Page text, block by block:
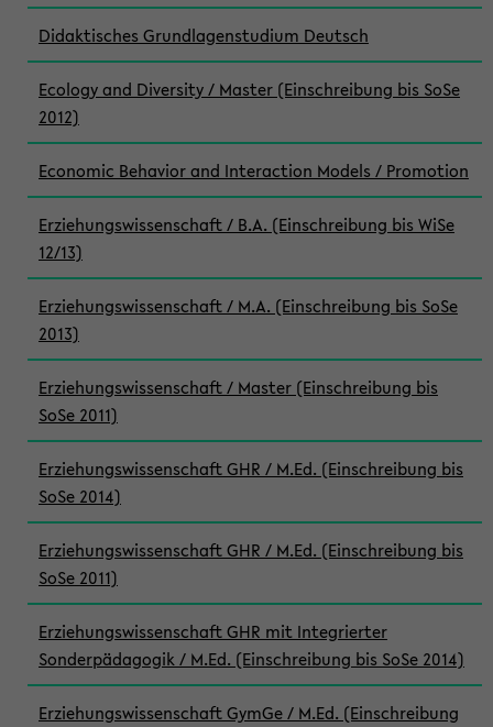
Didaktisches Grundlagenstudium Deutsch
Ecology and Diversity / Master (Einschreibung bis SoSe
2012)
Economic Behavior and Interaction Models / Promotion
Erziehungswissenschaft / B.A. (Einschreibung bis WiSe
12/13)
Erziehungswissenschaft / M.A. (Einschreibung bis SoSe
2013)
Erziehungswissenschaft / Master (Einschreibung bis
SoSe 2011)
Erziehungswissenschaft GHR / M.Ed. (Einschreibung bis
SoSe 2014)
Erziehungswissenschaft GHR / M.Ed. (Einschreibung bis
SoSe 2011)
Erziehungswissenschaft GHR mit Integrierter
Sonderpädagogik / M.Ed. (Einschreibung bis SoSe 2014)
Erziehungswissenschaft GymGe / M.Ed. (Einschreibung